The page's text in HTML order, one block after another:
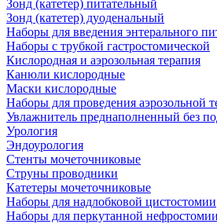
Зонд (катетер) питательный
Зонд (катетер) дуоденальный
Наборы для введения энтерального
Наборы с трубкой гастростомической
Кислородная и аэрозольная терапия
Канюли кислородные
Маски кислородные
Наборы для проведения аэрозольной
Увлажнитель преднаполненный без
Урология
Эндоурология
Стенты мочеточниковые
Струны проводники
Катетеры мочеточниковые
Наборы для надлобковой цистостомии
Наборы для перкутанной нефростомии